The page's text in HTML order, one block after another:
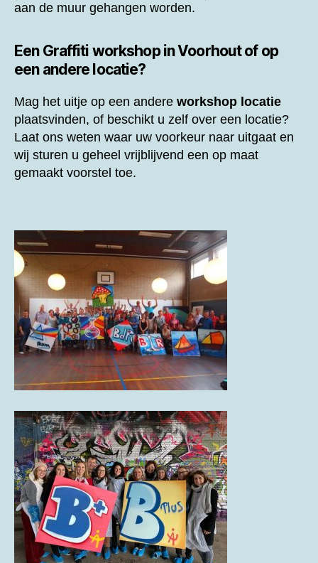
aan de muur gehangen worden.
Een Graffiti workshop in Voorhout of op
een andere locatie?
Mag het uitje op een andere workshop locatie
plaatsvinden, of beschikt u zelf over een locatie?
Laat ons weten waar uw voorkeur naar uitgaat en
wij sturen u geheel vrijblijvend een op maat
gemaakt voorstel toe.